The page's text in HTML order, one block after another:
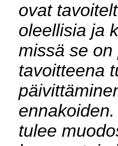
ovat
oleellisia ja
missä se
tavoitteena
tulee